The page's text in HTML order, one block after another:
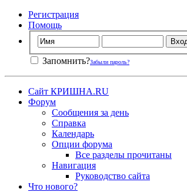
Регистрация
Помощь
Запомнить?Забыли пароль?
Сайт КРИШНА.RU
Форум
Сообщения за день
Справка
Календарь
Опции форума
Все разделы прочитаны
Навигация
Руководство сайта
Что нового?